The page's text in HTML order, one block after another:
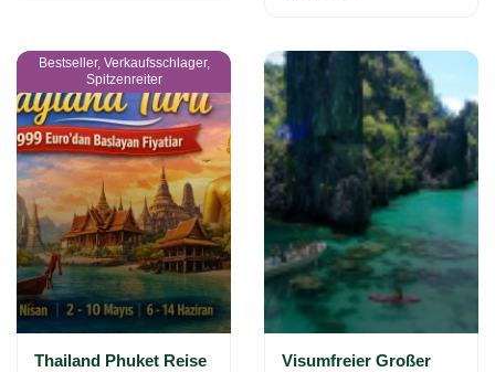
Bestseller, Verkaufsschlager,
Spitzenreiter
Thailand Phuket Reise
Visumfreier Großer